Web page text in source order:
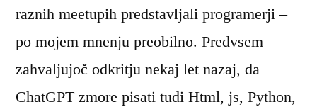
raznih meetupih predstavljali programerji –
po mojem mnenju preobilno. Predvsem
zahvaljujoč odkritju nekaj let nazaj, da
ChatGPT zmore pisati tudi Html, js, Python,